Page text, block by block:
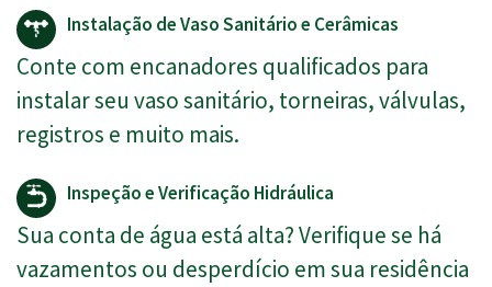
Instalação de Vaso Sanitário e Cerâmicas
Conte com encanadores qualificados para
instalar seu vaso sanitário, torneiras, válvulas,
registros e muito mais.
Inspeção e Verificação Hidráulica
Sua conta de água está alta? Verifique se há
vazamentos ou desperdício em sua residência